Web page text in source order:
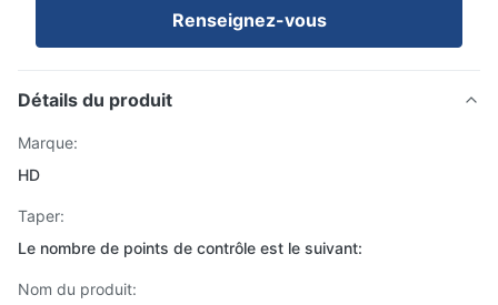
Renseignez-vous
Détails du produit
Marque:
HD
Taper:
Le nombre de points de contrôle est le suivant:
Nom du produit: